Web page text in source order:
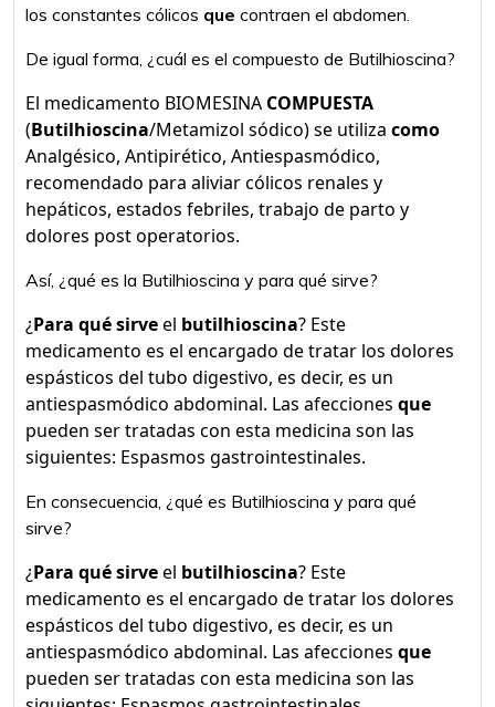
los constantes cólicos que contraen el abdomen.
De igual forma, ¿cuál es el compuesto de Butilhioscina?
El medicamento BIOMESINA COMPUESTA
(Butilhioscina/Metamizol sódico) se utiliza como
Analgésico, Antipirético, Antiespasmódico,
recomendado para aliviar cólicos renales y
hepáticos, estados febriles, trabajo de parto y
dolores post operatorios.
Así, ¿qué es la Butilhioscina y para qué sirve?
¿Para qué sirveel butilhioscina? Este
medicamento es el encargado de tratar los dolores
espásticos del tubo digestivo, es decir, es un
antiespasmódico abdominal. Las afecciones que
pueden ser tratadas con esta medicina son las
siguientes: Espasmos gastrointestinales.
En consecuencia, ¿qué es Butilhioscina y para qué
sirve?
¿Para qué sirveel butilhioscina? Este
medicamento es el encargado de tratar los dolores
espásticos del tubo digestivo, es decir, es un
antiespasmódico abdominal. Las afecciones que
pueden ser tratadas con esta medicina son las